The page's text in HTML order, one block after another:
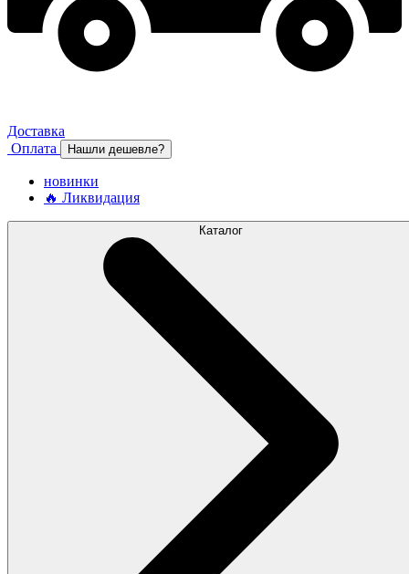
Доставка
Оплата
Нашли дешевле?
новинки
🔥 Ликвидация
Каталог